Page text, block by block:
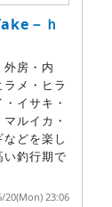
－ｈ
房・内
メ・ヒラ
イサキ・
ルイカ・
どを楽し
い釣行期で
20(Mon) 23:06